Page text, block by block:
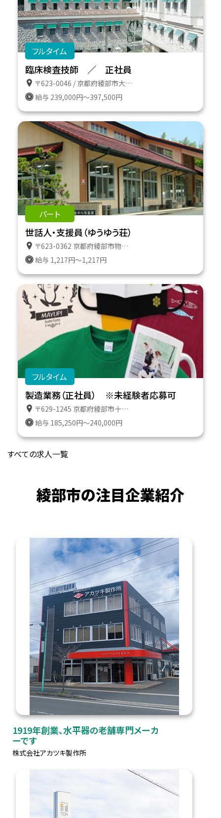
フルタイム
臨床検査技師 ／ 正社員
〒623-0046 / 京都府綾部市大島町二反田７番地の１６
給与 239,000円～397,500円
パート
世話人・支援員（ゆうゆう荘）
〒623-0362 京都府綾部市物部町岸田７ グループホーム ゆうゆう荘
給与 1,217円～1,217円
フルタイム
製造業務（正社員） ※未経験者応募可
〒629-1245 京都府綾部市十倉志茂町管撓２
給与 185,250円～240,000円
すべての求人一覧
綾部市の注目企業紹介
1919年創業、水平器の老舗専門メーカ
ーです
株式会社アカツキ製作所